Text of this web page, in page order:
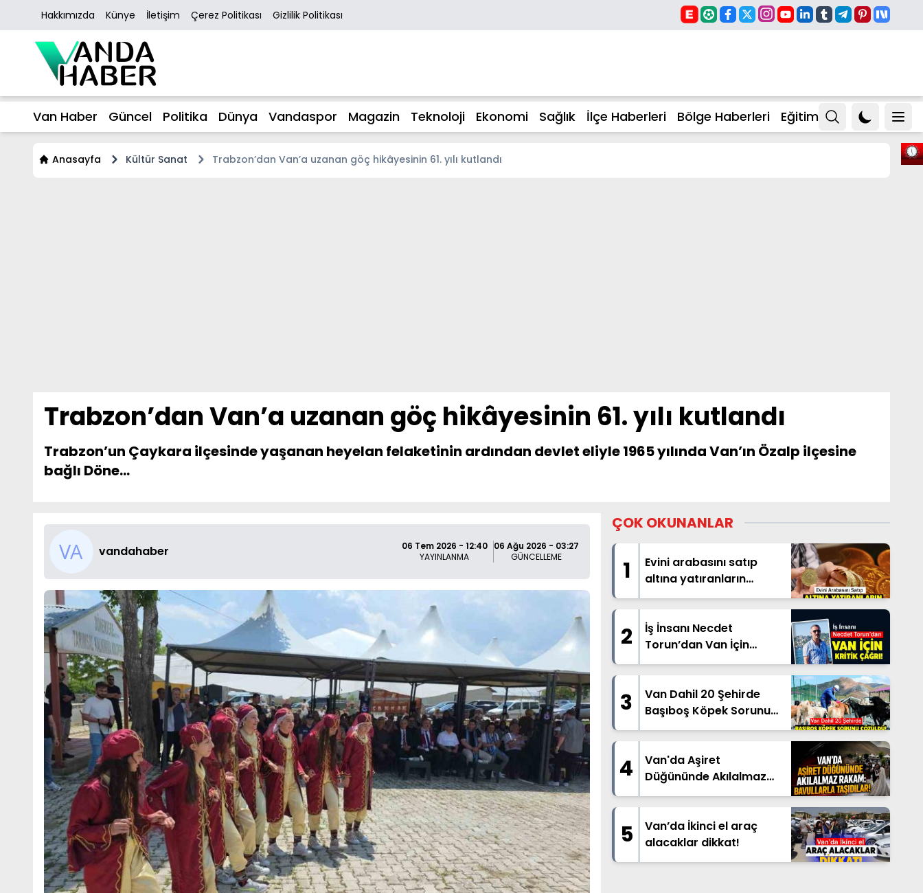
Hakkımızda Künye İletişim Çerez Politikası Gizlilik Politikası
Van Haber Güncel Politika Dünya Vandaspor Magazin Teknoloji Ekonomi Sağlık İlçe Haberleri Bölge Haberleri Eğitim
Anasayfa Kültür Sanat Trabzon’dan Van’a uzanan göç hikâyesinin 61. yılı kutlandı
Trabzon’dan Van’a uzanan göç hikâyesinin 61. yılı kutlandı
Trabzon’un Çaykara ilçesinde yaşanan heyelan felaketinin ardından devlet eliyle 1965 yılında Van’ın Özalp ilçesine
bağlı Döne...
vandahaber
06 Tem 2026 - 12:40
YAYINLANMA
06 Ağu 2026 - 03:27
GÜNCELLEME
ÇOK OKUNANLAR
1
Evini arabasını satıp
altına yatıranların
beklediği haber geldi
2
İş İnsanı Necdet
Torun’dan Van İçin
Çağrı!
3
Van Dahil 20 Şehirde
Başıboş Köpek Sorunu
Çözüldü!
4
Van'da Aşiret
Düğününde Akılalmaz
Rakam: Bavullarla
5
Van’da İkinci el araç
alacaklar dikkat!